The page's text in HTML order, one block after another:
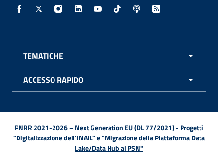
Facebook - Sito esterno - Apertura in nuova finestra
X - Sito esterno - Apertura in nuova finestra
Instagram - Sito esterno - Apertura in
Linkedin - Sito esterno - Apertura in
Youtube - Sito esterno -
TikTok - Sito esterno -
Spreaker - Sito
Feed RSS -
TEMATICHE
ACCESSO RAPIDO
PNRR 2021-2026 – Next Generation EU (DL 77/2021) - Progetti
"Digitalizzazione dell’INAIL" e "Migrazione della Piattaforma Data
Lake/Data Hub al PSN"